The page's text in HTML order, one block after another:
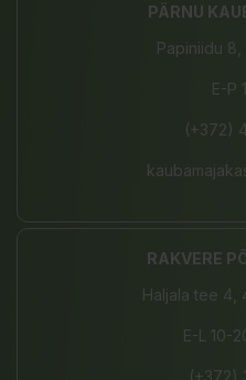
PÄRNU
Papiniidu 8,
E-P
(+372)
RAKVERE
Haljala tee 4,
E-L 10-
(+372)